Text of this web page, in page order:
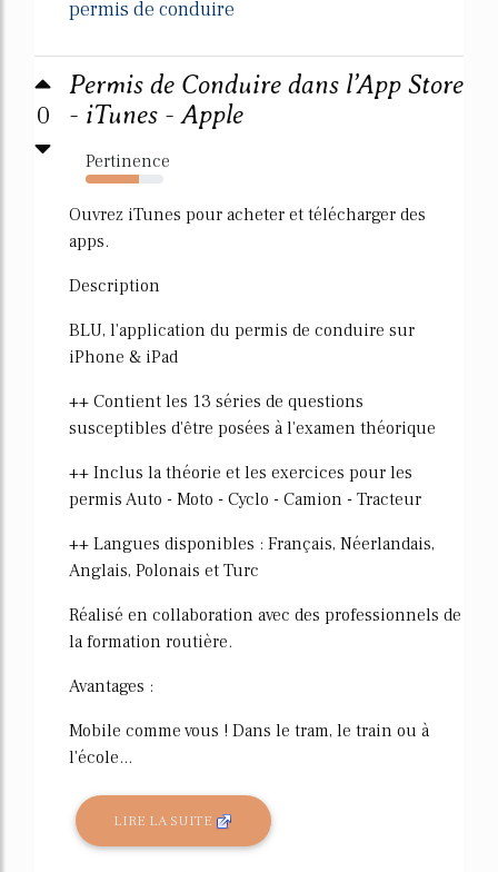
permis de conduire
0
Permis de Conduire dans l’App Store
- iTunes - Apple
Pertinence
68%
Ouvrez iTunes pour acheter et télécharger des
apps.
Description
BLU, l'application du permis de conduire sur
iPhone & iPad
++ Contient les 13 séries de questions
susceptibles d'être posées à l'examen théorique
++ Inclus la théorie et les exercices pour les
permis Auto - Moto - Cyclo - Camion - Tracteur
++ Langues disponibles : Français, Néerlandais,
Anglais, Polonais et Turc
Réalisé en collaboration avec des professionnels de
la formation routière.
Avantages :
Mobile comme vous ! Dans le tram, le train ou à
l'école...
LIRE LA SUITE